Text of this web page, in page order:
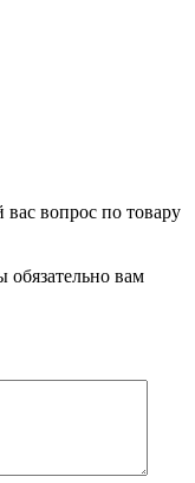
вопрос по товару
вам